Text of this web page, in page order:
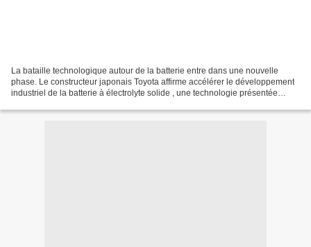
La bataille technologique autour de la batterie entre dans une nouvelle
phase. Le constructeur japonais Toyota affirme accélérer le développement
industriel de la batterie à électrolyte solide , une technologie présentée